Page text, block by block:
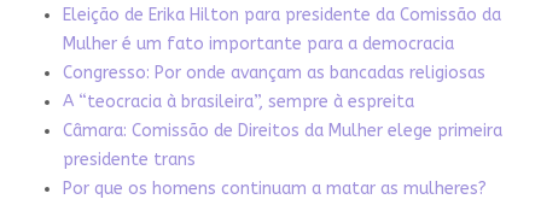
Eleição de Erika Hilton para presidente da Comissão da
Mulher é um fato importante para a democracia
Congresso: Por onde avançam as bancadas religiosas
A “teocracia à brasileira”, sempre à espreita
Câmara: Comissão de Direitos da Mulher elege primeira
presidente trans
Por que os homens continuam a matar as mulheres?